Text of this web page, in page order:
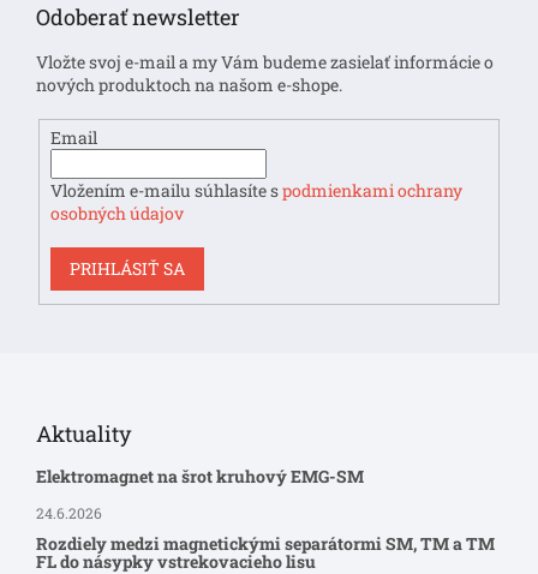
Odoberať newsletter
Vložte svoj e-mail a my Vám budeme zasielať informácie o
nových produktoch na našom e-shope.
Email
Vložením e-mailu súhlasíte spodmienkami ochrany
osobných údajov
PRIHLÁSIŤ SA
Aktuality
Elektromagnet na šrot kruhový EMG-SM
24.6.2026
Rozdiely medzi magnetickými separátormi SM, TM a TM
FL do násypky vstrekovacieho lisu